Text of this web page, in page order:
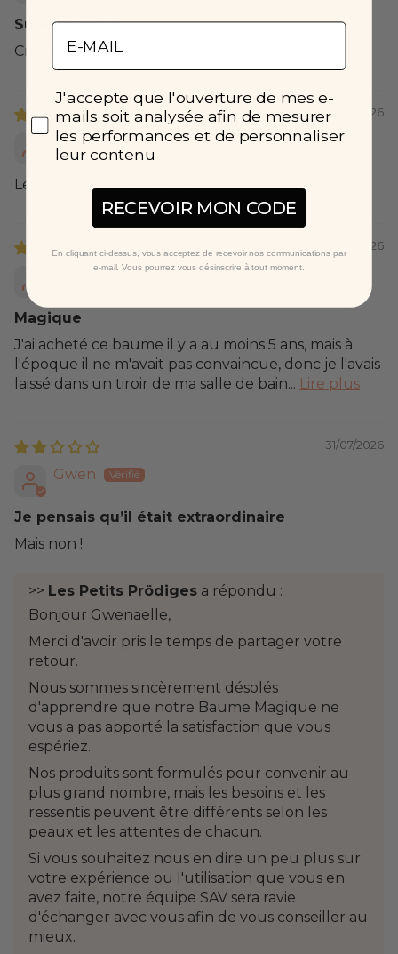
Super produit
Crème très efficace hydrate bien la peau
05/08/2026
Aurore Lannes
Le Baume Magique, Sans Parfum
04/08/2026
Mathilde A.
Magique
J'ai acheté ce baume il y a au moins 5 ans, mais à
l'époque il ne m'avait pas convaincue, donc je l'avais
laissé dans un tiroir de ma salle de bain... Lire plus
31/07/2026
Gwen
Je pensais qu’il était extraordinaire
Mais non !
>> Les Petits Prödiges a répondu :
Bonjour Gwenaelle,
Merci d'avoir pris le temps de partager votre
retour.
Nous sommes sincèrement désolés
d'apprendre que notre Baume Magique ne
vous a pas apporté la satisfaction que vous
espériez.
Nos produits sont formulés pour convenir au
plus grand nombre, mais les besoins et les
ressentis peuvent être différents selon les
peaux et les attentes de chacun.
Si vous souhaitez nous en dire un peu plus sur
votre expérience ou l'utilisation que vous en
avez faite, notre équipe SAV sera ravie
d'échanger avec vous afin de vous conseiller au
mieux.
Email
Préférences
J'accepte que l'ouverture de mes e-
mails soit analysée afin de mesurer
les performances et de personnaliser
leur contenu
RECEVOIR MON CODE
En cliquant ci-dessus, vous acceptez de recevoir nos communications par
e-mail. Vous pourrez vous désinscrire à tout moment.